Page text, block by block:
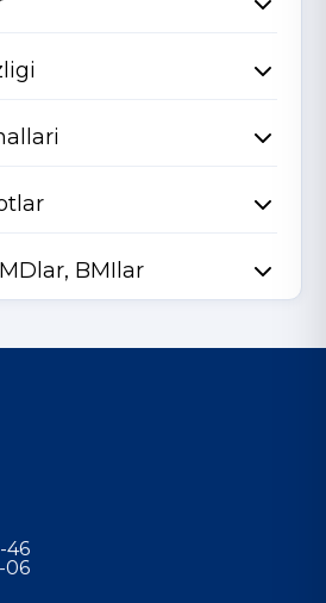
BMIlar
46
06